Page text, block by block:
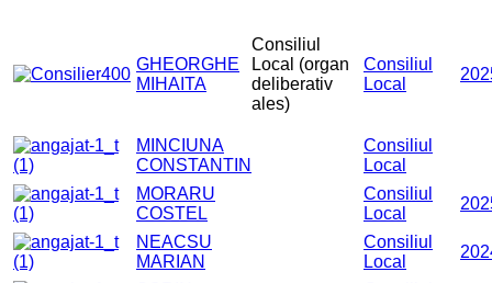
GHEORGHE
MIHAITA
Consiliul
Local (organ
deliberativ
ales)
Consiliul
Local
MINCIUNA
CONSTANTIN
Consiliul
Local
MORARU
COSTEL
Consiliul
Local
NEACSU
MARIAN
Consiliul
Local